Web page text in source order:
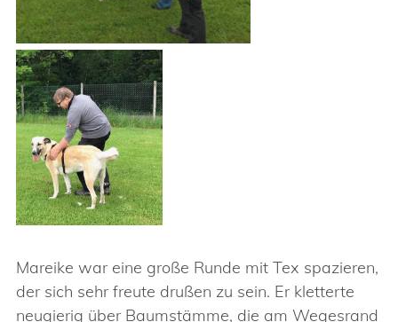
Mareike war eine große Runde mit Tex spazieren,
der sich sehr freute drußen zu sein. Er kletterte
neugierig über Baumstämme, die am Wegesrand